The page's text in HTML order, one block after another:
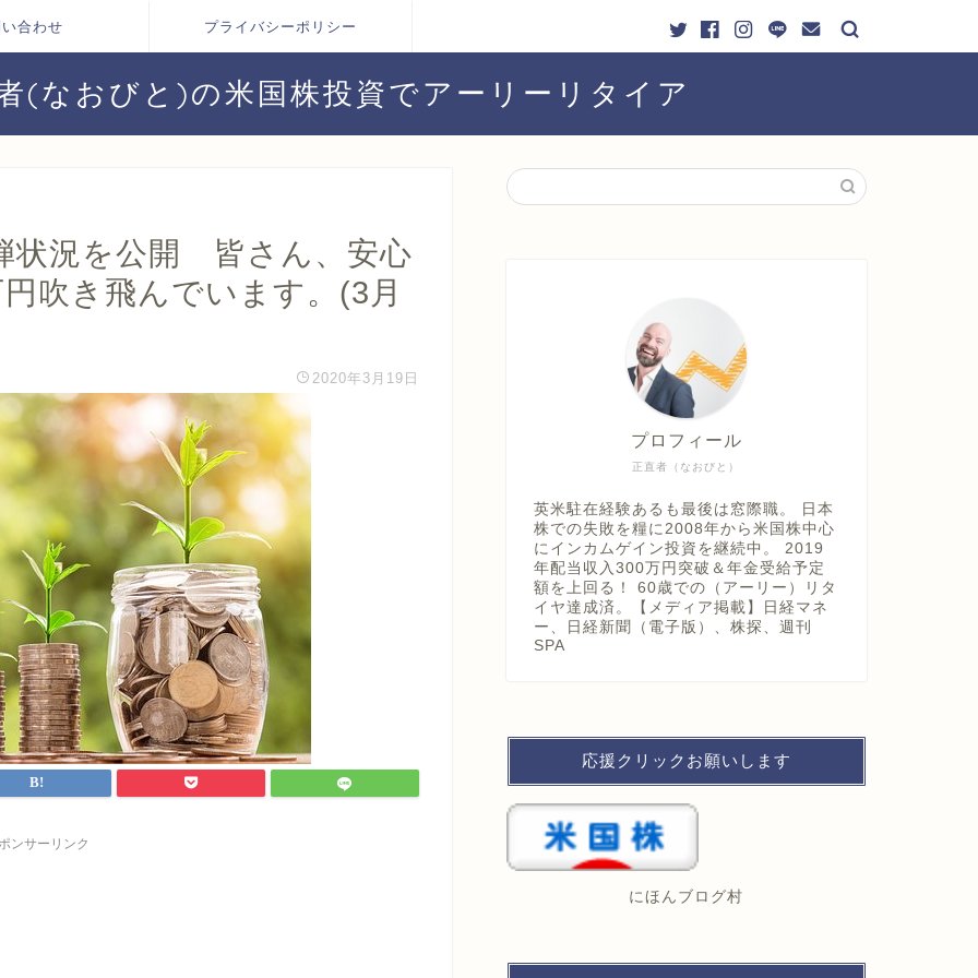
合わせ プライバシーポリシー
(なおびと)の米国株投資でアーリーリタイア
状況を公開 皆さん、安心
吹き飛んでいます。(3月
2020年3月19日
ンサーリンク
正直者（なおびと）
プロフィール
英米駐在経験あるも最後は窓際職。 日本
株での失敗を糧に2008年から米国株中心
にインカムゲイン投資を継続中。 2019
年配当収入300万円突破＆年金受給予定
額を上回る！ 60歳での（アーリー）リタ
イヤ達成済。【メディア掲載】日経マネ
ー、日経新聞（電子版）、株探、週刊
SPA
応援クリックお願いします
にほんブログ村